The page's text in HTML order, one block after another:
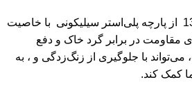
135 از پارچه پلی‌استر سیلیکونی با خاصیت
مقاومت در برابر گرد خاک و دفع
با جلوگیری از زنگ‌زدگی و ، به
کمک کند.